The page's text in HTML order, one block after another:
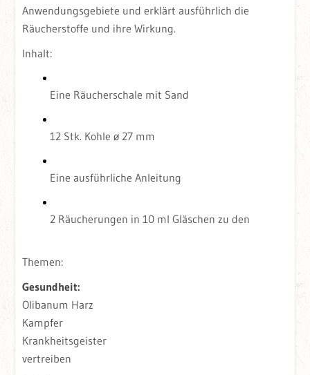
Anwendungsgebiete und erklärt ausführlich die
Räucherstoffe und ihre Wirkung.
Inhalt:
Eine Räucherschale mit Sand
12 Stk. Kohle ø 27 mm
Eine ausführliche Anleitung
2 Räucherungen in 10 ml Gläschen zu den
Themen:
Gesundheit:
Olibanum Harz
Kampfer
Krankheitsgeister
vertreiben